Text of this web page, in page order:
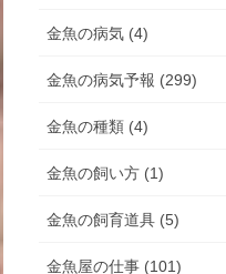
金魚の病気 (4)
金魚の病気予報 (299)
金魚の種類 (4)
金魚の飼い方 (1)
金魚の飼育道具 (5)
金魚屋の仕事 (101)